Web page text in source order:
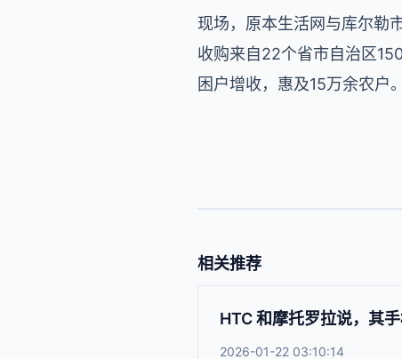
现场，原本生活网与库尔勒
收购来自22个省市自治区
困户增收，惠及15万余农户。
相关推荐
HTC 和摩托罗拉说，其
2026-01-22 03:10:14